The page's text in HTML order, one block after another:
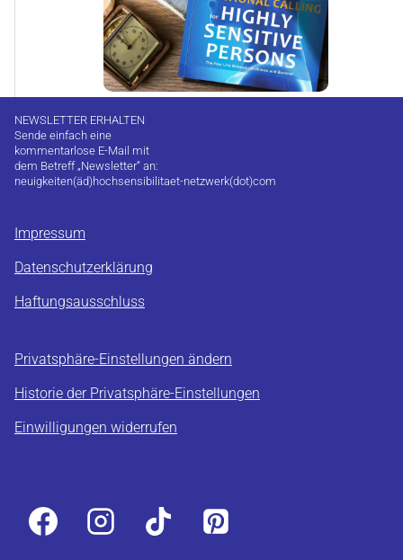
NEWSLETTER ERHALTEN
Sende einfach eine
kommentarlose E-Mail mit
dem Betreff „Newsletter“ an:
neuigkeiten(äd)hochsensibilitaet-netzwerk(dot)com
Impressum
Datenschutzerklärung
Haftungsausschluss
Privatsphäre-Einstellungen ändern
Historie der Privatsphäre-Einstellungen
Einwilligungen widerrufen